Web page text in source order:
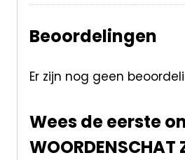
Beoordelingen
Er zijn nog geen
Wees de eerste
WOORDENSCHAT